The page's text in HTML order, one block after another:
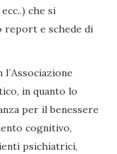
che si
report e schede di
in quanto lo
per il benessere
cognitivo,
psichiatrici,